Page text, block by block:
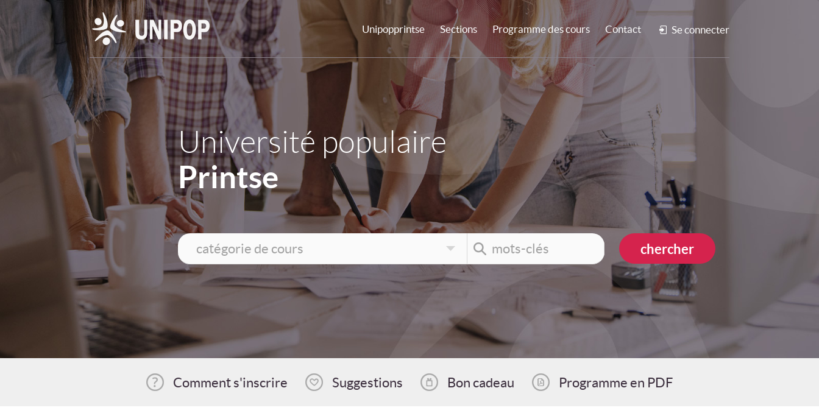
Unipopprintse Sections Programme des cours Contact Se connecter
Université populaire
Printse
Comment s'inscrire Suggestions Bon cadeau Programme en PDF